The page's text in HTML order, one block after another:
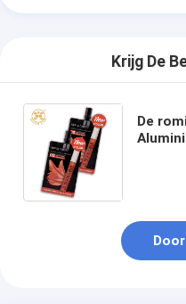
Krijg De
De